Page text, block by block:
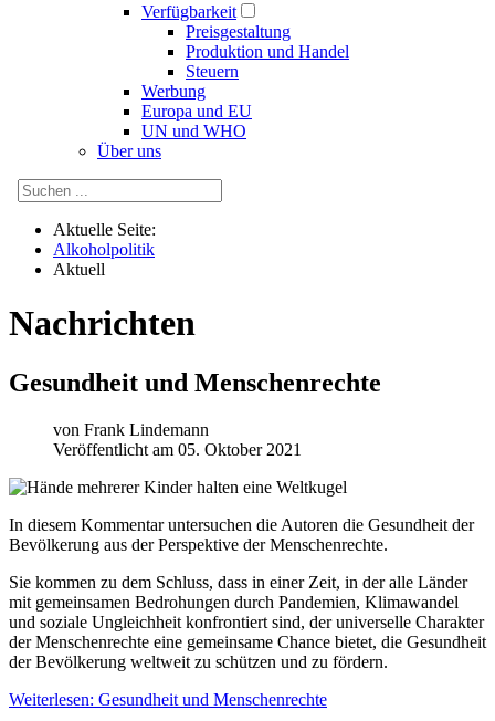
Verfügbarkeit
Preisgestaltung
Produktion und Handel
Steuern
Werbung
Europa und EU
UN und WHO
Über uns
Aktuelle Seite:
Alkoholpolitik
Aktuell
Nachrichten
Gesundheit und Menschenrechte
von Frank Lindemann
Veröffentlicht am 05. Oktober 2021
In diesem Kommentar untersuchen die Autoren die Gesundheit der
Bevölkerung aus der Perspektive der Menschenrechte.
Sie kommen zu dem Schluss, dass in einer Zeit, in der alle Länder
mit gemeinsamen Bedrohungen durch Pandemien, Klimawandel
und soziale Ungleichheit konfrontiert sind, der universelle Charakter
der Menschenrechte eine gemeinsame Chance bietet, die Gesundheit
der Bevölkerung weltweit zu schützen und zu fördern.
Weiterlesen: Gesundheit und Menschenrechte